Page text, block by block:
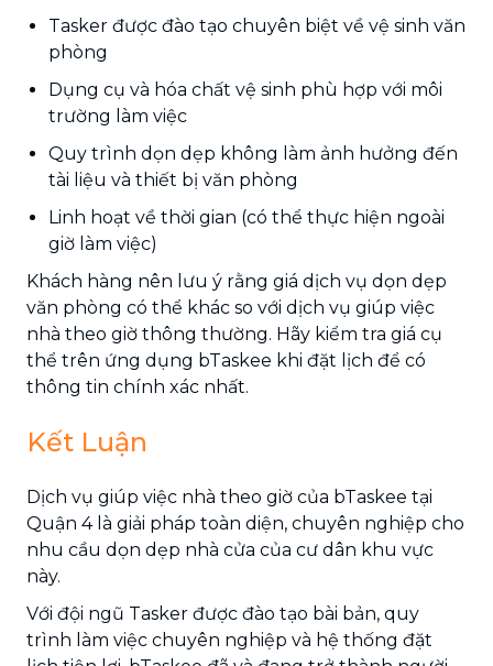
Tasker được đào tạo chuyên biệt về vệ sinh văn
phòng
Dụng cụ và hóa chất vệ sinh phù hợp với môi
trường làm việc
Quy trình dọn dẹp không làm ảnh hưởng đến
tài liệu và thiết bị văn phòng
Linh hoạt về thời gian (có thể thực hiện ngoài
giờ làm việc)
Khách hàng nên lưu ý rằng giá dịch vụ dọn dẹp
văn phòng có thể khác so với dịch vụ giúp việc
nhà theo giờ thông thường. Hãy kiểm tra giá cụ
thể trên ứng dụng bTaskee khi đặt lịch để có
thông tin chính xác nhất.
Kết Luận
Dịch vụ giúp việc nhà theo giờ của bTaskee tại
Quận 4 là giải pháp toàn diện, chuyên nghiệp cho
nhu cầu dọn dẹp nhà cửa của cư dân khu vực
này.
Với đội ngũ Tasker được đào tạo bài bản, quy
trình làm việc chuyên nghiệp và hệ thống đặt